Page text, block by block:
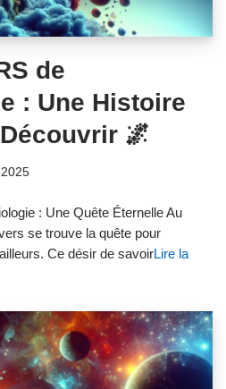
de
: Une Histoire
🌌
: Une Quête Éternelle Au
se trouve la quête pour
Ce désir de savoirLire la